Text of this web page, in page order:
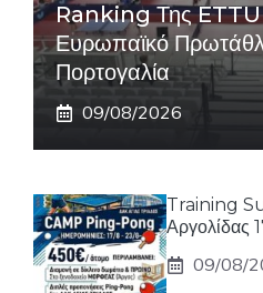
Ranking Της ETTU
Ευρωπαϊκό
Πορτογαλία
09/08/2026
Training
Αργολίδας
09/08/